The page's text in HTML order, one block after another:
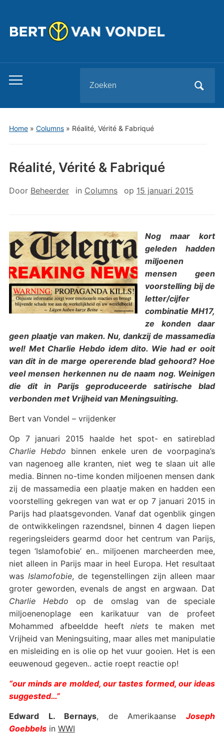
Toggle
menu
naar:
Home» Columns» Réalité, Vérité & Fabriqué
Réalité, Vérité & Fabriqué
Door Beheerder in Columns op 15 januari 2015
Nog maar kort
geleden hadden
miljoenen
mensen geen
voorstelling bij de
letter/cijfer
combinatie MH17,
ze konden daar
geen plaatje van maken. Nu, dankzij de massamedia
wel! Met Charlie Hebdo idem dito. Wie had er ooit
van dit in de marge opererende blad gehoord? Hoe
veel mensen herkennen nu de naam nog. Weinigen
die dit in Parijs geproduceerde satirische blad
verbonden met Vrijheid van Meningsuiting.
Bert van Vondel – vrijdenker
Op 7 januari 2015 haalde het spot- en satireblad
Charlie Hebdo binnen enkele uren de voorpagina’s
van nagenoeg alle kranten, niet weg te slaan uit alle
media. Binnen no-time konden miljoenen mensen dank
zij de massamedia een plaatje maken en hadden een
voorstelling gekregen van wat er op 7 januari 2015 in
Parijs had plaatsgevonden. Vanaf dat ogenblik gingen
de ontwikkelingen razendsnel, binnen 4 dagen liepen
regeringsleiders gearmd door het centrum van Parijs,
tegen ‘Islamofobie’ en.. miljoenen marcheerden mee,
niet alleen in Parijs maar in heel Europa. Het resultaat
was Islamofobie, de tegenstellingen zijn alleen maar
groter geworden, evenals de angst en argwaan. Dat
Charlie Hebdo op de omslag van de speciale
miljoenenoplage een karikatuur van de profeet
Mohammed afbeeldde heeft niets te maken met
Vrijheid van Meningsuiting, maar alles met manipulatie
en misleiding en is olie op het vuur gooien. Het is een
eeuwenoud gegeven.. actie roept reactie op!
“our minds are molded, our tastes formed, our ideas
suggested…”
Edward L. Bernays, de AmerikaanseJoseph
Goebbelsin WWI